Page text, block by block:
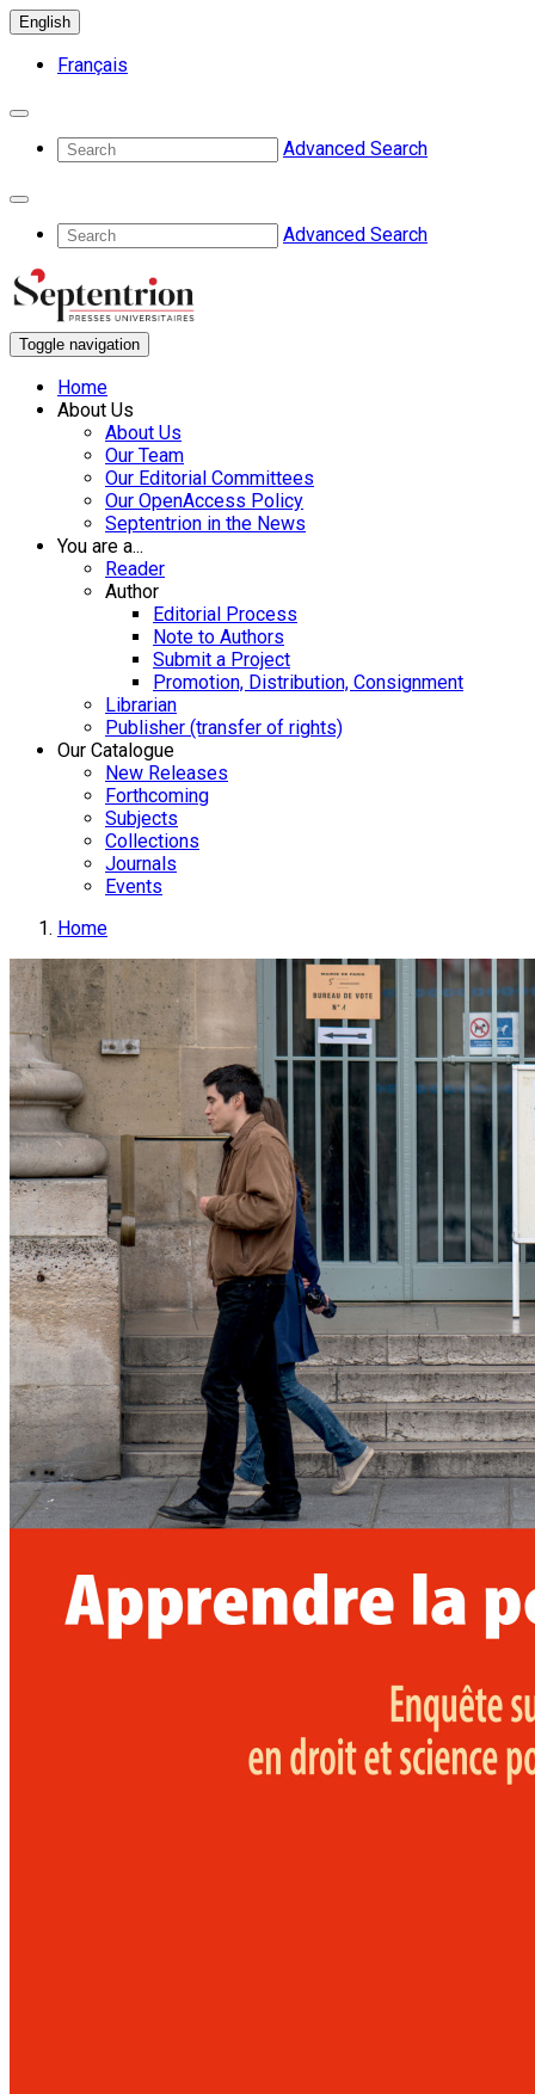
English
Français
Advanced Search
Advanced Search
Toggle navigation
Home
About Us
About Us
Our Team
Our Editorial Committees
Our OpenAccess Policy
Septentrion in the News
You are a...
Reader
Author
Editorial Process
Note to Authors
Submit a Project
Promotion, Distribution, Consignment
Librarian
Publisher (transfer of rights)
Our Catalogue
New Releases
Forthcoming
Subjects
Collections
Journals
Events
Home